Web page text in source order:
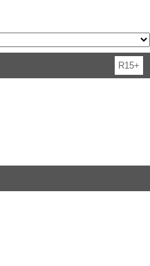
R15+